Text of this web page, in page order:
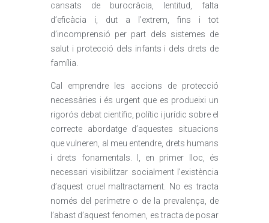
cansats de burocràcia, lentitud, falta
d’eficàcia i, dut a l’extrem, fins i tot
d’incomprensió per part dels sistemes de
salut i protecció dels infants i dels drets de
família.
Cal emprendre les accions de protecció
necessàries i és urgent que es produeixi un
rigorós debat científic, polític i jurídic sobre el
correcte abordatge d’aquestes situacions
que vulneren, al meu entendre, drets humans
i drets fonamentals. I, en primer lloc, és
necessari visibilitzar socialment l’existència
d’aquest cruel maltractament. No es tracta
només del perímetre o de la prevalença, de
l’abast d’aquest fenomen, es tracta de posar